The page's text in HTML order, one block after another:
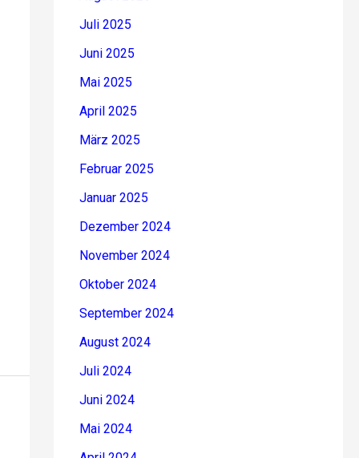
Juli 2025
Juni 2025
Mai 2025
April 2025
März 2025
Februar 2025
Januar 2025
Dezember 2024
November 2024
Oktober 2024
September 2024
August 2024
Juli 2024
Juni 2024
Mai 2024